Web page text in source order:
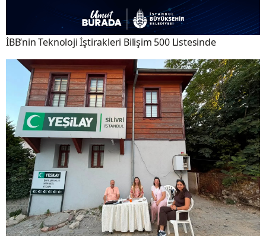
İBB’nin Teknoloji İştirakleri Bilişim 500 Listesinde